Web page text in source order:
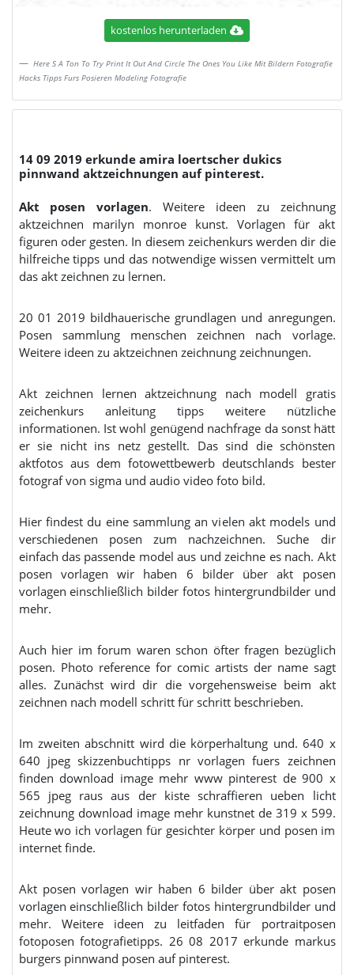
kostenlos herunterladen
Here S A Ton To Try Print It Out And Circle The Ones You Like Mit Bildern Fotografie
Hacks Tipps Furs Posieren Modeling Fotografie
14 09 2019 erkunde amira loertscher dukics
pinnwand aktzeichnungen auf pinterest.
Akt posen vorlagen. Weitere ideen zu zeichnung
aktzeichnen marilyn monroe kunst. Vorlagen für akt
figuren oder gesten. In diesem zeichenkurs werden dir die
hilfreiche tipps und das notwendige wissen vermittelt um
das akt zeichnen zu lernen.
20 01 2019 bildhauerische grundlagen und anregungen.
Posen sammlung menschen zeichnen nach vorlage.
Weitere ideen zu aktzeichnen zeichnung zeichnungen.
Akt zeichnen lernen aktzeichnung nach modell gratis
zeichenkurs anleitung tipps weitere nützliche
informationen. Ist wohl genügend nachfrage da sonst hätt
er sie nicht ins netz gestellt. Das sind die schönsten
aktfotos aus dem fotowettbewerb deutschlands bester
fotograf von sigma und audio video foto bild.
Hier findest du eine sammlung an vielen akt models und
verschiedenen posen zum nachzeichnen. Suche dir
einfach das passende model aus und zeichne es nach. Akt
posen vorlagen wir haben 6 bilder über akt posen
vorlagen einschließlich bilder fotos hintergrundbilder und
mehr.
Auch hier im forum waren schon öfter fragen bezüglich
posen. Photo reference for comic artists der name sagt
alles. Zunächst wird dir die vorgehensweise beim akt
zeichnen nach modell schritt für schritt beschrieben.
Im zweiten abschnitt wird die körperhaltung und. 640 x
640 jpeg skizzenbuchtipps nr vorlagen fuers zeichnen
finden download image mehr www pinterest de 900 x
565 jpeg raus aus der kiste schraffieren ueben licht
zeichnung download image mehr kunstnet de 319 x 599.
Heute wo ich vorlagen für gesichter körper und posen im
internet finde.
Akt posen vorlagen wir haben 6 bilder über akt posen
vorlagen einschließlich bilder fotos hintergrundbilder und
mehr. Weitere ideen zu leitfaden für portraitposen
fotoposen fotografietipps. 26 08 2017 erkunde markus
burgers pinnwand posen auf pinterest.